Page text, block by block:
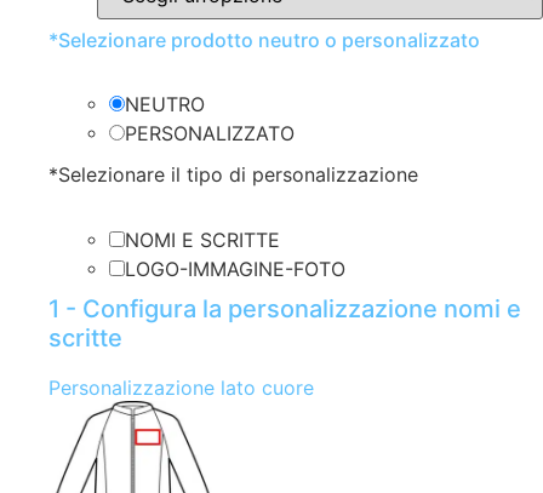
*Selezionare prodotto neutro o personalizzato
NEUTRO
PERSONALIZZATO
*Selezionare il tipo di personalizzazione
NOMI E SCRITTE
LOGO-IMMAGINE-FOTO
1 - Configura la personalizzazione nomi e
scritte
Personalizzazione lato cuore